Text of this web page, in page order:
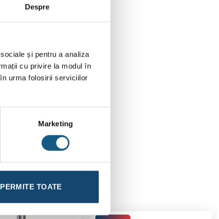
Despre
și pentru a analiza
cu privire la modul în
urma folosirii serviciilor
Marketing
PERMITE TOATE